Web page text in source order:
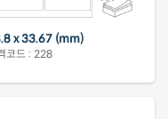
x 33.67 (mm)
코드 : 228